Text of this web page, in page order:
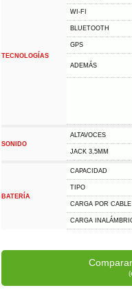
TECNOLOGÍAS
WI-FI
BLUETOOTH
GPS
ADEMÁS
SONIDO
ALTAVOCES
JACK 3,5MM
BATERÍA
CAPACIDAD
TIPO
CARGA POR CABLE
CARGA